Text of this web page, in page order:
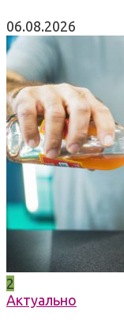
06.08.2026
2
Актуально